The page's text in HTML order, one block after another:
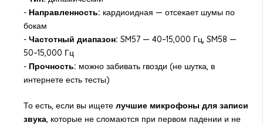
- Направленность: кардиоидная — отсекает шумы по
бокам
- Частотный диапазон: SM57 — 40–15,000 Гц, SM58 —
50–15,000 Гц
- Прочность: можно забивать гвозди (не шутка, в
интернете есть тесты)
То есть, если вы ищете лучшие микрофоны для записи
звука, которые не сломаются при первом падении и не